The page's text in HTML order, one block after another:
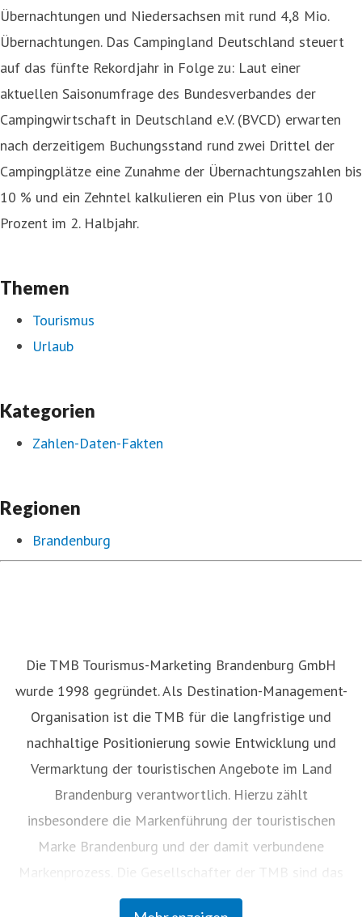
Übernachtungen und Niedersachsen mit rund 4,8 Mio.
Übernachtungen. Das Campingland Deutschland steuert
auf das fünfte Rekordjahr in Folge zu: Laut einer
aktuellen Saisonumfrage des Bundesverbandes der
Campingwirtschaft in Deutschland e.V. (BVCD) erwarten
nach derzeitigem Buchungsstand rund zwei Drittel der
Campingplätze eine Zunahme der Übernachtungszahlen bis
10 % und ein Zehntel kalkulieren ein Plus von über 10
Prozent im 2. Halbjahr.
Themen
Tourismus
Urlaub
Kategorien
Zahlen-Daten-Fakten
Regionen
Brandenburg
Die TMB Tourismus-Marketing Brandenburg GmbH
wurde 1998 gegründet. Als Destination-Management-
Organisation ist die TMB für die langfristige und
nachhaltige Positionierung sowie Entwicklung und
Vermarktung der touristischen Angebote im Land
Brandenburg verantwortlich. Hierzu zählt
insbesondere die Markenführung der touristischen
Marke Brandenburg und der damit verbundene
Markenprozess. Die Gesellschafter der TMB sind das
Land Brandenburg (59 Prozent), die Vereinigung